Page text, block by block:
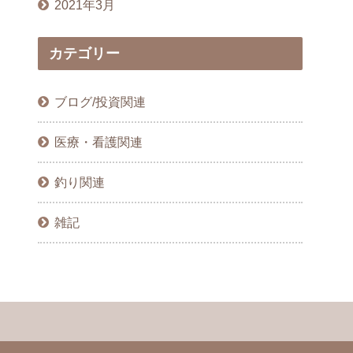
2021年3月
カテゴリー
ブログ/投資関連
医療・看護関連
釣り関連
雑記